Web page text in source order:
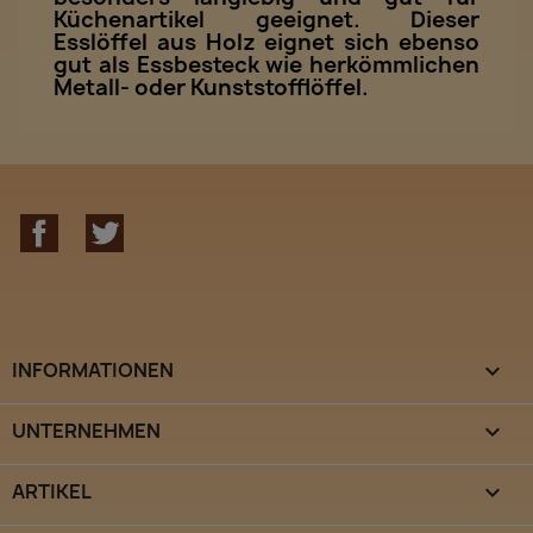
Küchenartikel geeignet. Dieser
Esslöffel aus Holz eignet sich ebenso
gut als Essbesteck wie herkömmlichen
Metall- oder Kunststofflöffel.
Facebook
INFORMATIONEN 
UNTERNEHMEN 
ARTIKEL 